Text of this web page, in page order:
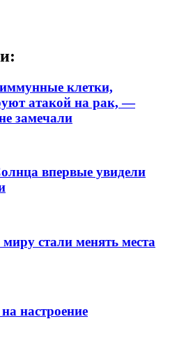
клетки,
атакой на рак, —
замечали
впервые увидели
стали менять места
настроение